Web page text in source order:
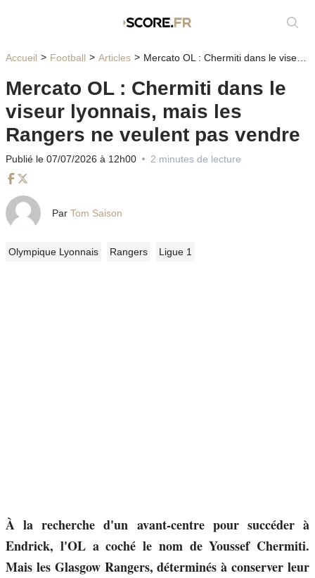
Accueil Football Articles Mercato OL : Chermiti dans le viseur lyonnais, mais les Rangers ne veulent pas vendre
Mercato OL : Chermiti dans le
viseur lyonnais, mais les
Rangers ne veulent pas vendre
Publié le 07/07/2026 à 12h00 2 minutes de lecture
Par Tom Saison
Olympique Lyonnais Rangers Ligue 1
À la recherche d'un avant-centre pour succéder à
Endrick, l'OL a coché le nom de Youssef Chermiti.
Mais les Glasgow Rangers, déterminés à conserver leur